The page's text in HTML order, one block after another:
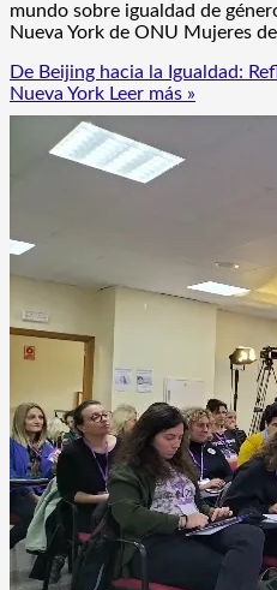
mundo sobre igualdad de
Nueva York de ONU Mujeres
De Beijing hacia la Igualdad:
Nueva York Leer más »